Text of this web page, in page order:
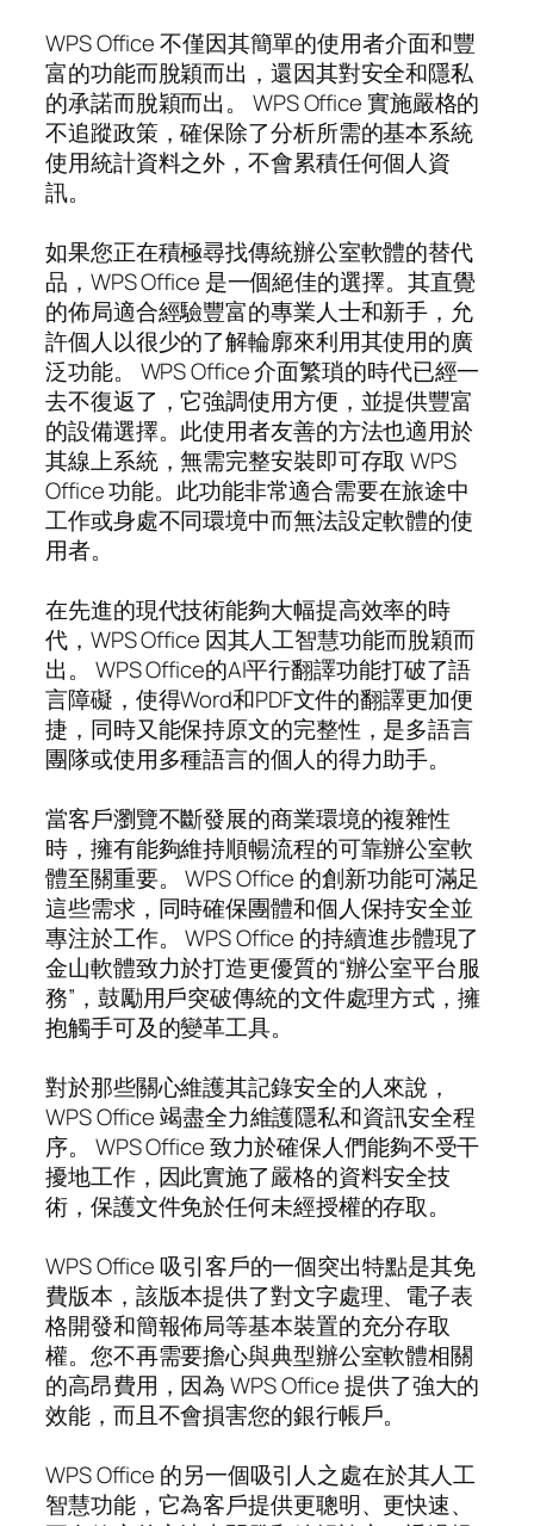
WPS Office 不僅因其簡單的使用者介面和豐
富的功能而脫穎而出，還因其對安全和隱私
的承諾而脫穎而出。 WPS Office 實施嚴格的
不追蹤政策，確保除了分析所需的基本系統
使用統計資料之外，不會累積任何個人資
訊。
如果您正在積極尋找傳統辦公室軟體的替代
品，WPS Office 是一個絕佳的選擇。其直覺
的佈局適合經驗豐富的專業人士和新手，允
許個人以很少的了解輪廓來利用其使用的廣
泛功能。 WPS Office 介面繁瑣的時代已經一
去不復返了，它強調使用方便，並提供豐富
的設備選擇。此使用者友善的方法也適用於
其線上系統，無需完整安裝即可存取 WPS
Office 功能。此功能非常適合需要在旅途中
工作或身處不同環境中而無法設定軟體的使
用者。
在先進的現代技術能夠大幅提高效率的時
代，WPS Office 因其人工智慧功能而脫穎而
出。 WPS Office的AI平行翻譯功能打破了語
言障礙，使得Word和PDF文件的翻譯更加便
捷，同時又能保持原文的完整性，是多語言
團隊或使用多種語言的個人的得力助手。
當客戶瀏覽不斷發展的商業環境的複雜性
時，擁有能夠維持順暢流程的可靠辦公室軟
體至關重要。 WPS Office 的創新功能可滿足
這些需求，同時確保團體和個人保持安全並
專注於工作。 WPS Office 的持續進步體現了
金山軟體致力於打造更優質的“辦公室平台服
務”，鼓勵用戶突破傳統的文件處理方式，擁
抱觸手可及的變革工具。
對於那些關心維護其記錄安全的人來說，
WPS Office 竭盡全力維護隱私和資訊安全程
序。 WPS Office 致力於確保人們能夠不受干
擾地工作，因此實施了嚴格的資料安全技
術，保護文件免於任何未經授權的存取。
WPS Office 吸引客戶的一個突出特點是其免
費版本，該版本提供了對文字處理、電子表
格開發和簡報佈局等基本裝置的充分存取
權。您不再需要擔心與典型辦公室軟體相關
的高昂費用，因為 WPS Office 提供了強大的
效能，而且不會損害您的銀行帳戶。
WPS Office 的另一個吸引人之處在於其人工
智慧功能，它為客戶提供更聰明、更快速、